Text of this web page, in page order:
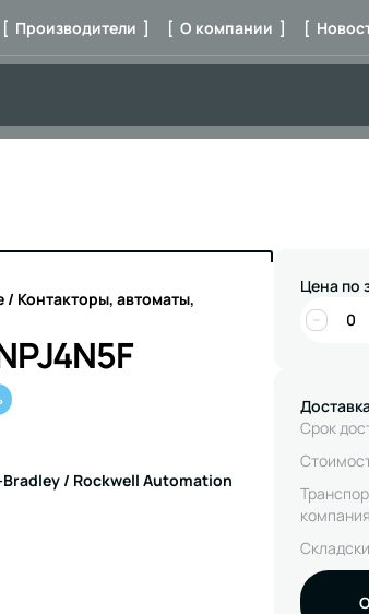
[ Производители ] [ О компании ] [
Контакторы, автоматы,
/ Rockwell Automation
Цена по
−
Срок
компания